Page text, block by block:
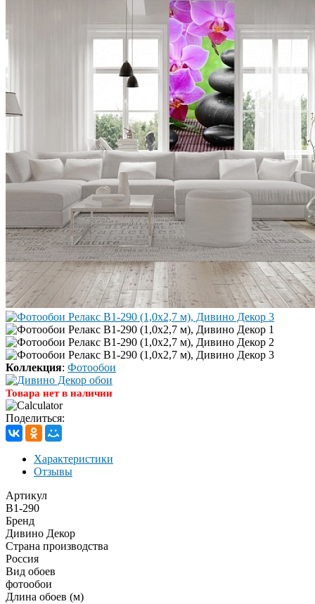
Коллекция: Фотообои
Товара нет в наличии
Поделиться:
Характеристики
Отзывы
Артикул
В1-290
Бренд
Дивино Декор
Страна производства
Россия
Вид обоев
фотообои
Длина обоев (м)